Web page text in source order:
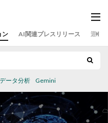
ン AI関連プレスリリース 運営
データ分析 Gemini